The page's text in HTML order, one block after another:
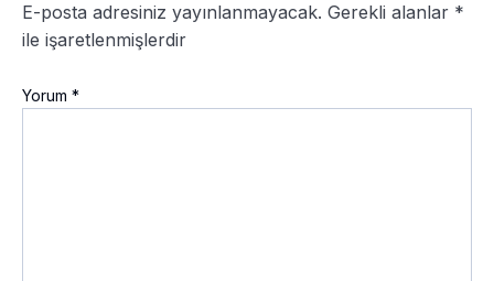
E-posta adresiniz yayınlanmayacak. Gerekli alanlar *
ile işaretlenmişlerdir
Yorum *